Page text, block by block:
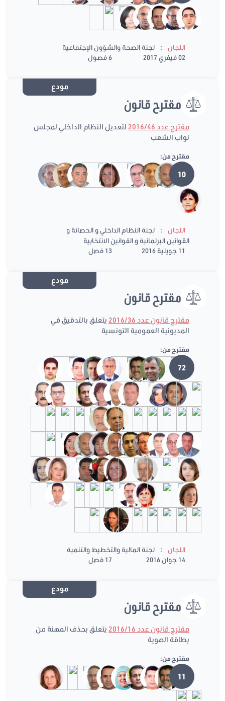
اللجان :
لجنة الصحة والشؤون الإجتماعية
02 فيفري 2017
6 فصول
مودع
مقترح قانون
مقترح عدد 2016/46
لتعديل النظام الداخلي لمجلس
نواب الشعب
مقترح من:
10
اللجان :
لجنة النظام الداخلي و الحصانة و
القوانين البرلمانية و القوانين الانتخابية
11 جويلية 2016
13 فصل
مودع
مقترح قانون
مقترح قانون عدد 2016/36
يتعلق بالتدقيق في
المديونية العمومية التونسية
مقترح من:
72
اللجان :
لجنة المالية والتخطيط والتنمية
14 جوان 2016
17 فصل
مودع
مقترح قانون
مقترح قانون عدد 2016/16
يتعلق بحذف المهنة من
بطاقة الهوية
مقترح من:
11